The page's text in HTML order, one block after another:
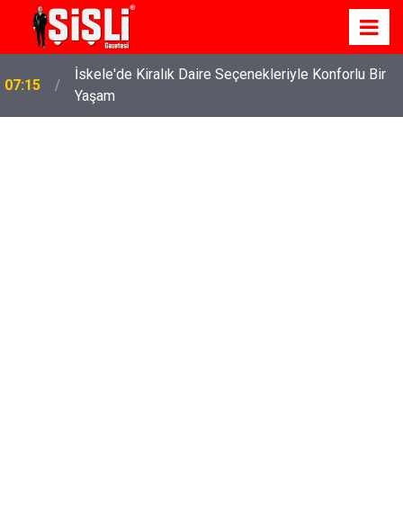
07:15
İskele'de Kiralık Daire Seçenekleriyle Konforlu Bir
Yaşam